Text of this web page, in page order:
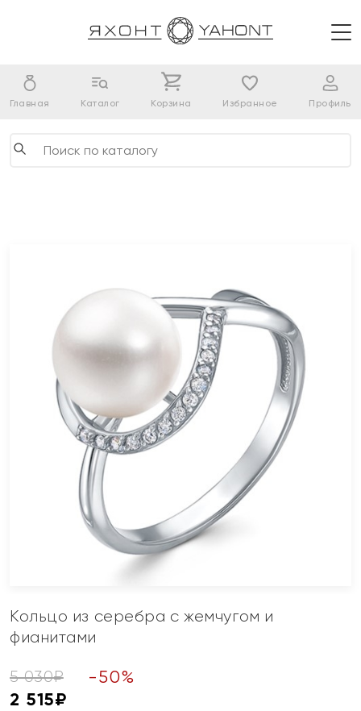
Главная Каталог Корзина Избранное Профиль
Кольцо из серебра с жемчугом и
фианитами
5 030₽ -50%
2 515₽